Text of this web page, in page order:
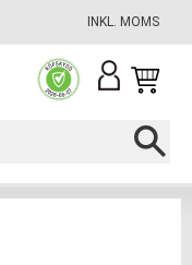
INKL. MOMS